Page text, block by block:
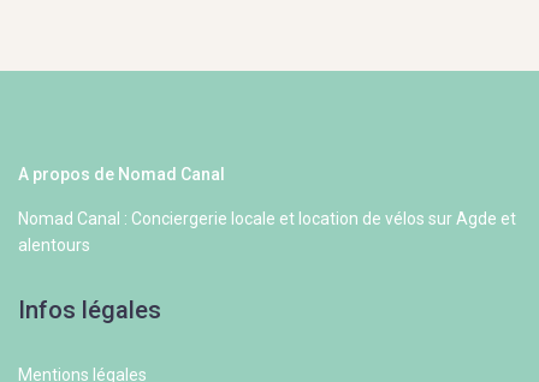
A propos de Nomad Canal
Nomad Canal : Conciergerie locale et location de vélos sur Agde et
alentours
Infos légales
Mentions légales